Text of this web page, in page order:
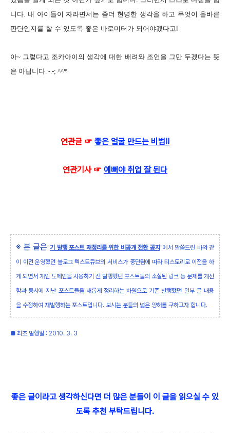
니다. 내 아이들이 자라면서는 좀더 현명한 생각을 하고 무엇이 올바른
판단인지를 할 수 있도록 좋은 바로미터가 되어야겠다고!
아~ 그렇다고 조카아이의 생각에 대한 배려와 조언을 그만 두겠다는 뜻
은 아닙니다. -.-; ^^*
연관글 ☞ 좋은 얼굴 만드는 비법!!
연관기사 ☞ 예뻐야 취업 잘 된다
※ 본 글은"기 발행 포스트 재정리를 위한 비공개 전환 공지 "에서 말씀드린 바와 같
이 이전 운영했던 블로그 텍스트큐브의 서비스가 중단됨에 따라 티스토리로 이전을 하
게 되면서 개인 도메인을 사용하기 전 발행했던 포스트들의 소실된 링크 등 문제를 개선
함과 동시에 지난 포스트들을 새롭게 정리하는 차원으로 기존 발행했던 일부 글 내용
을 수정하여 재발행하는 포스트입니다. 보시는 분들의 넓은 양해를 구하고자 합니다.
■ 최초 발행일 : 2010. 3. 3
좋은 글이라고 생각하신다면 더 많은 분들이 이 글을 읽으실 수 있
도록 추천 부탁드립니다.